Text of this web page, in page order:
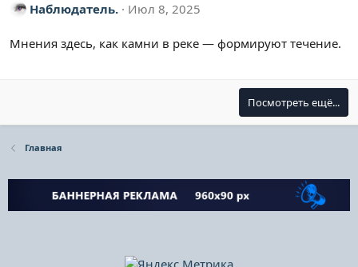
Наблюдатель. Июл 8, 2025
Мнения здесь, как камни в реке — формируют течение.
Посмотреть ещё...
Главная